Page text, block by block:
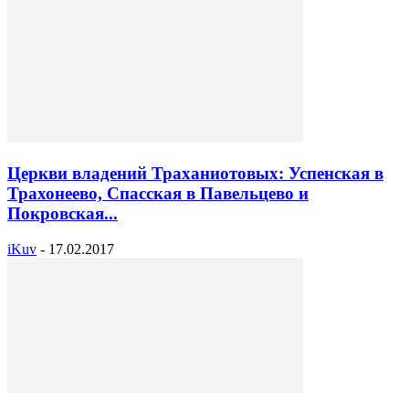
Церкви владений Траханиотовых: Успенская в
Трахонеево, Спасская в Павельцево и
Покровская...
iKuv - 17.02.2017